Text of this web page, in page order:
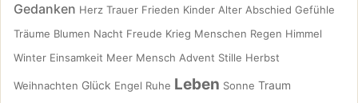
Gedanken Herz Trauer Frieden Kinder Alter Abschied Gefühle
Träume Blumen Nacht Freude Krieg Menschen Regen Himmel
Winter Einsamkeit Meer Mensch Advent Stille Herbst
Weihnachten Glück Engel Ruhe Leben Sonne Traum